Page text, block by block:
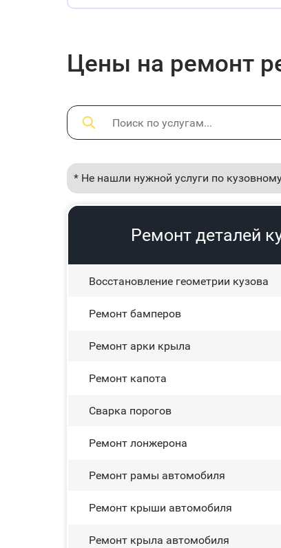
Цены на ремонт
* Не нашли нужной услуги по
Ремонт деталей
Восстановление геометрии кузова
Ремонт бамперов
Ремонт арки крыла
Ремонт капота
Сварка порогов
Ремонт лонжерона
Ремонт рамы автомобиля
Ремонт крыши автомобиля
Ремонт крыла автомобиля